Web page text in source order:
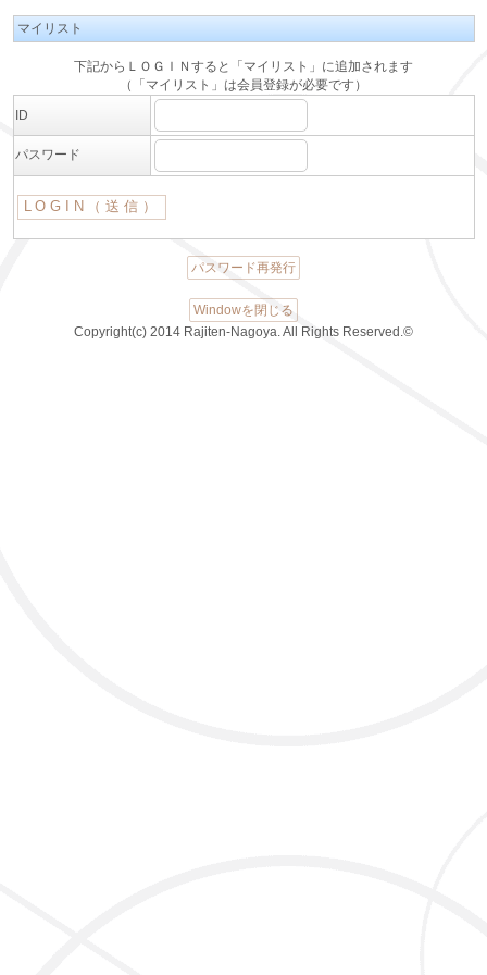
マイリスト
下記からＬＯＧＩＮすると「マイリスト」に追加されます
（「マイリスト」は会員登録が必要です）
ID
パスワード
パスワード再発行
Windowを閉じる
Copyright(c) 2014 Rajiten-Nagoya. All Rights Reserved.©